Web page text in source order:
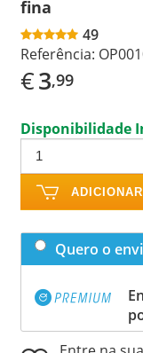
fina
49
Referência:
€3,99
Disponibilidade
Quero o